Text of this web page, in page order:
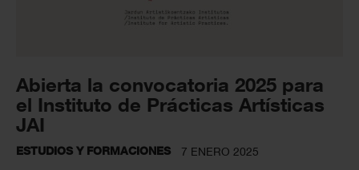
Abierta la convocatoria 2025 para
el Instituto de Prácticas Artísticas
JAI
ESTUDIOS Y FORMACIONES 7 ENERO 2025